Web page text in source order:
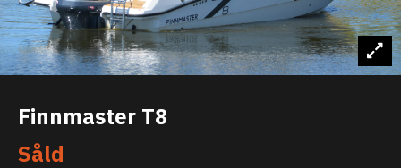
Finnmaster T8
Såld